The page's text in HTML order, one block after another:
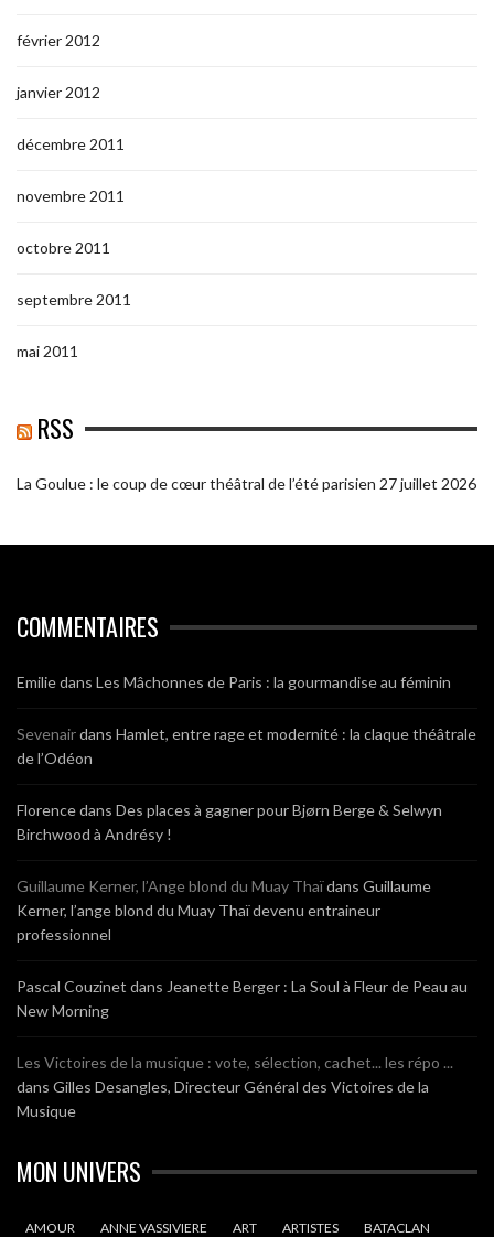
février 2012
janvier 2012
décembre 2011
novembre 2011
octobre 2011
septembre 2011
mai 2011
RSS
La Goulue : le coup de cœur théâtral de l’été parisien 27 juillet 2026
COMMENTAIRES
Emiliedans Les Mâchonnes de Paris : la gourmandise au féminin
Sevenairdans Hamlet, entre rage et modernité : la claque théâtrale
de l’Odéon
Florencedans Des places à gagner pour Bjørn Berge & Selwyn
Birchwood à Andrésy !
Guillaume Kerner, l’Ange blond du Muay Thaïdans Guillaume
Kerner, l’ange blond du Muay Thaï devenu entraineur
professionnel
Pascal Couzinet dans Jeanette Berger : La Soul à Fleur de Peau au
New Morning
Les Victoires de la musique : vote, sélection, cachet... les répo ...
dans Gilles Desangles, Directeur Général des Victoires de la
Musique
MON UNIVERS
AMOUR ANNE VASSIVIERE ART ARTISTES BATACLAN